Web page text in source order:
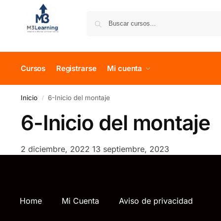
Cursos Registrarse Mi cuenta
Inicio / 6-Inicio del montaje
6-Inicio del montaje
2 diciembre, 2022 13 septiembre, 2023
Home Mi Cuenta Aviso de privacidad